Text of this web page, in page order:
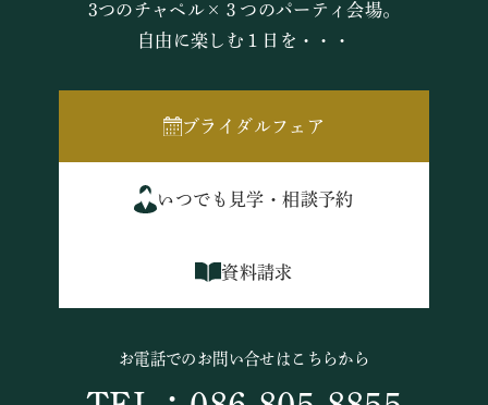
3つのチャペル×３つのパーティ会場。
自由に楽しむ１日を・・・
ブライダルフェア
いつでも見学・相談予約
資料請求
お電話でのお問い合せはこちらから